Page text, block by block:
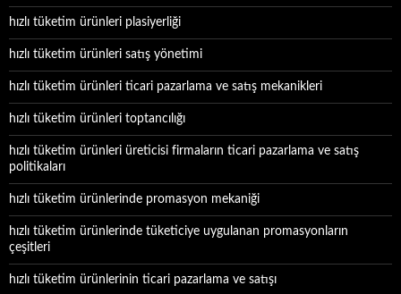
hızlı tüketim ürünleri plasiyerliği
hızlı tüketim ürünleri satış yönetimi
hızlı tüketim ürünleri ticari pazarlama ve satış mekanikleri
hızlı tüketim ürünleri toptancılığı
hızlı tüketim ürünleri üreticisi firmaların ticari pazarlama ve satış
politikaları
hızlı tüketim ürünlerinde promasyon mekaniği
hızlı tüketim ürünlerinde tüketiciye uygulanan promasyonların
çeşitleri
hızlı tüketim ürünlerinin ticari pazarlama ve satışı